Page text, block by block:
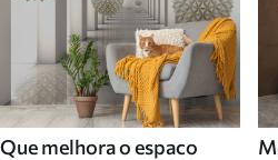
Que melhora o espaco